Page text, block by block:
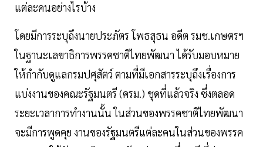
แต่ละคนอย่างไรบ้าง
โดยมีการระบุถึงนายประภัตร โพธสุธน อดีต รมช.เกษตรฯ
ในฐานะเลขาธิการพรรคชาติไทยพัฒนา ได้รับมอบหมาย
ให้กำกับดูแลกรมปศุสัตว์ ตามที่มีเอกสารระบุถึงเรื่องการ
แบ่งงานของคณะรัฐมนตรี (ครม.) ชุดที่แล้วจริง ซึ่งตลอด
ระยะเวลาการทำงานนั้น ในส่วนของพรรคชาติไทยพัฒนา
จะมีการพูดคุย งานของรัฐมนตรีแต่ละคนในส่วนของพรรค